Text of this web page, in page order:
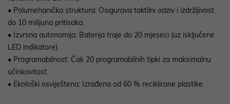
• Polumehanička struktura: Osigurava taktilni odziv i izdržljivost
do 10 milijuna pritisaka.
• Izvrsna autonomija: Baterija traje do 20 mjeseci (uz isključene
LED indikatore).
• Programabilnost: Čak 20 programabilnih tipki za maksimalnu
učinkovitost.
• Ekološki osviještena: Izrađena od 60 % reciklirane plastike.